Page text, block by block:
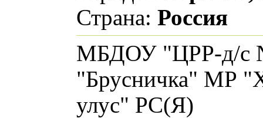
Страна:Россия
МБДОУ "ЦРР-д/с №5
"Брусничка" МР
улус" РС(Я)